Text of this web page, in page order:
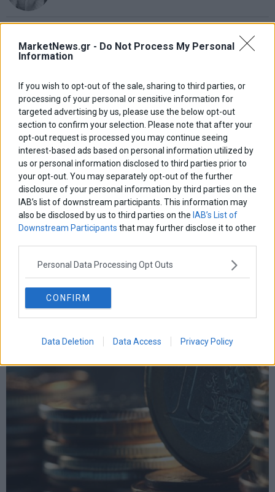
MarketNews.gr - Do Not Process My Personal
Information
If you wish to opt-out of the sale, sharing to third parties, or
processing of your personal or sensitive information for
targeted advertising by us, please use the below opt-out
section to confirm your selection. Please note that after your
opt-out request is processed you may continue seeing
interest-based ads based on personal information utilized by
us or personal information disclosed to third parties prior to
your opt-out. You may separately opt-out of the further
disclosure of your personal information by third parties on the
IAB’s list of downstream participants. This information may
also be disclosed by us to third parties on the IAB’s List of
Downstream Participants that may further disclose it to other
Personal Data Processing Opt Outs
CONFIRM
Data Deletion Data Access Privacy Policy
Στις 11/12 το πρώτο ευρωπαϊκό ντέρμπι «αιωνίων»
ΕΤΙΚΕΤΕΣ
eurobank marketnewsnikkei wall Αγορες ΗΠΑ Ιταλια
Χρηματιστηριο Αθηνων αεπ αθλητικα αναπτυξη βουλη γερμανια
δντεκλογες εκτ ελλαδα
επικαιροτητα επιχειρησεις ευρω ευρωζωνη ευρωπαικα
χρηματιστηριαευρωπηηπα κορωνοιος κοσμος κρουσματα
μεταρρυθμισεις μητσοτακηςνδ
οικονομιαομολογα πετρελαιο πληθωρισμος ρωσια
συριζατουρκια τραπεζες τσιπρας χρεος
LATEST FROM BLOG